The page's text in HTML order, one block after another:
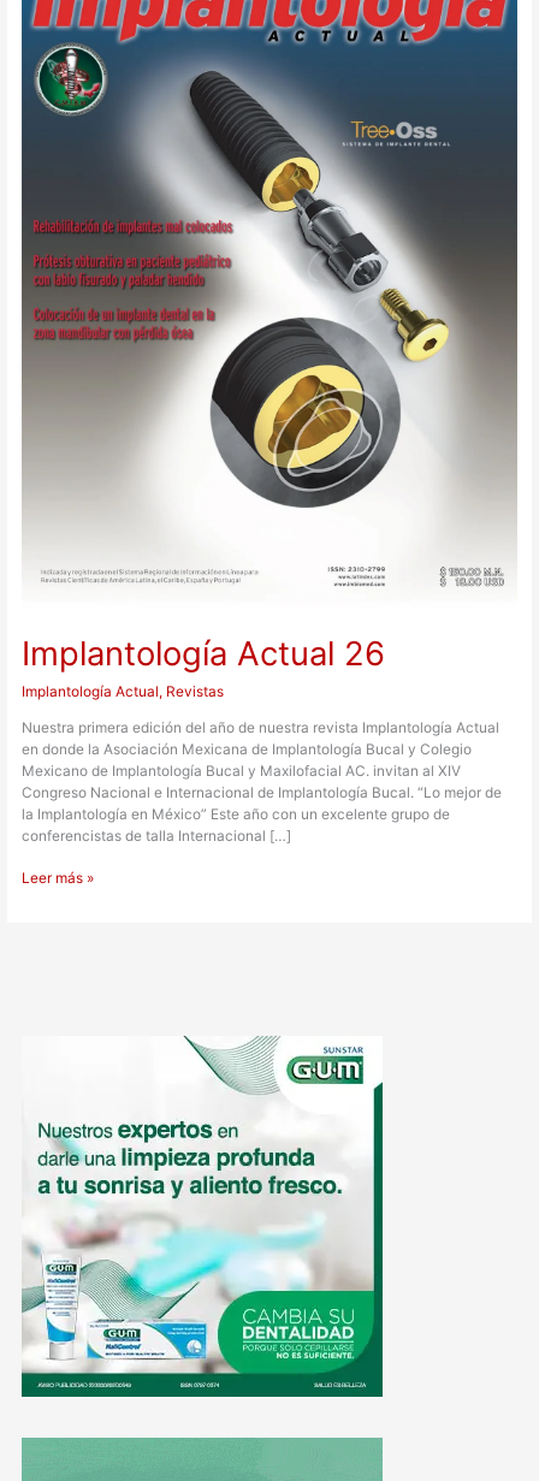
Implantología Actual 26
Implantología Actual, Revistas
Nuestra primera edición del año de nuestra revista Implantología Actual
en donde la Asociación Mexicana de Implantología Bucal y Colegio
Mexicano de Implantología Bucal y Maxilofacial AC. invitan al XIV
Congreso Nacional e Internacional de Implantología Bucal. “Lo mejor de
la Implantología en México” Este año con un excelente grupo de
conferencistas de talla Internacional […]
Leer más »